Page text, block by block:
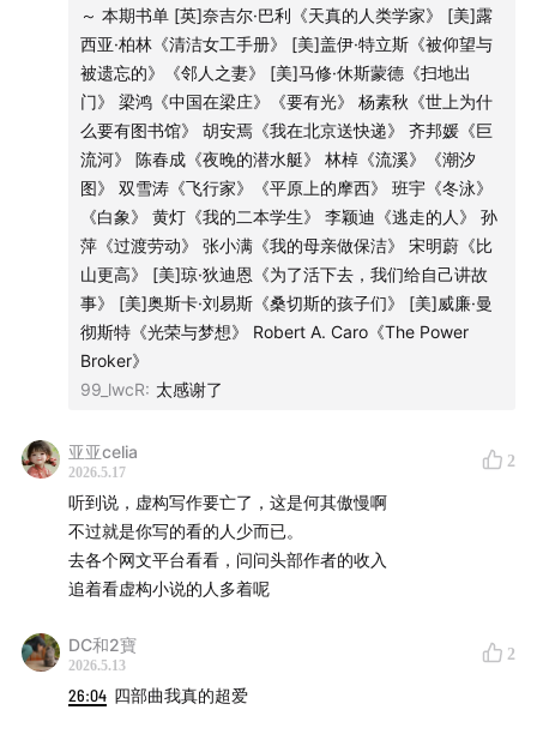
～ 本期书单 [英]奈吉尔·巴利《天真的人类学家》 [美]露
西亚·柏林《清洁女工手册》 [美]盖伊·特立斯《被仰望与
被遗忘的》《邻人之妻》 [美]马修·休斯蒙德《扫地出
门》 梁鸿《中国在梁庄》《要有光》 杨素秋《世上为什
么要有图书馆》 胡安焉《我在北京送快递》 齐邦媛《巨
流河》 陈春成《夜晚的潜水艇》 林棹《流溪》《潮汐
图》 双雪涛《飞行家》《平原上的摩西》 班宇《冬泳》
《白象》 黄灯《我的二本学生》 李颖迪《逃走的人》 孙
萍《过渡劳动》 张小满《我的母亲做保洁》 宋明蔚《比
山更高》 [美]琼·狄迪恩《为了活下去，我们给自己讲故
事》 [美]奥斯卡·刘易斯《桑切斯的孩子们》 [美]威廉·曼
彻斯特《光荣与梦想》 Robert A. Caro《The Power
Broker》
99_lwcR: 太感谢了
亚亚celia
2026.5.17
2
听到说，虚构写作要亡了，这是何其傲慢啊
不过就是你写的看的人少而已。
去各个网文平台看看，问问头部作者的收入
追着看虚构小说的人多着呢
DC和2寶
2026.5.13
2
26:04 四部曲我真的超爱